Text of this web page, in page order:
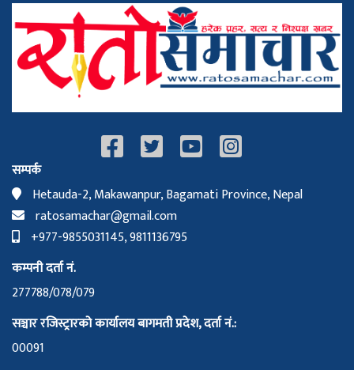
सम्पर्क
Hetauda-2, Makawanpur, Bagamati Province, Nepal
ratosamachar@gmail.com
+977-9855031145, 9811136795
कम्पनी दर्ता नं.
277788/078/079
सञ्चार रजिस्ट्रारको कार्यालय बागमती प्रदेश, दर्ता नं.:
00091